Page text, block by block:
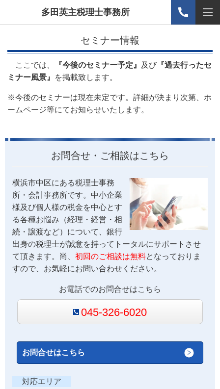
多田英主税理士事務所
セミナー情報
ここでは、 『今後のセミナー予定』 及び 『過去行ったセ
ミナー風景』
を掲載致します。
※今後のセミナーは現在未定です。詳細が決まり次第、ホ
ームページ等にてお知らせいたします。
お問合せ・ご相談はこちら
横浜市中区にある税理士事務
所・会計事務所です。中小企業
様及び個人様の税金を中心とす
る各種お悩み（経理・経営・相
続・譲渡など）について、銀行
出身の税理士が誠意を持ってトータルにサポートさせ
て頂きます。尚、 初回のご相談は無料となっておりま
すので、お気軽にお問い合わせください。
お電話でのお問合せはこちら
045-326-6020
お問合せはこちら
対応エリア